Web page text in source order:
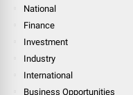
National
Finance
Investment
Industry
International
Business Opportunities